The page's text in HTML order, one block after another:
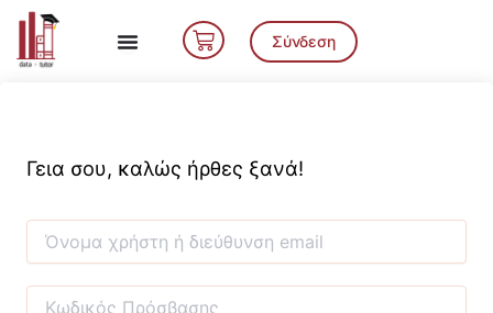
Μετάβαση
περιεχόμενο
Cart Σύνδεση
Γεια σου, καλώς ήρθες ξανά!